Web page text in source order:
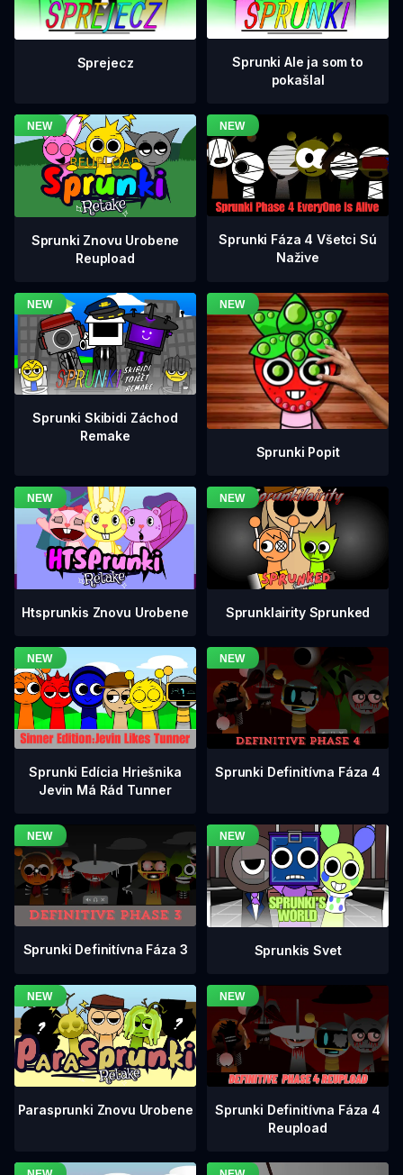
Sprejecz
Sprunki Ale ja som to
pokašlal
Sprunki Znovu Urobene
Reupload
Sprunki Fáza 4 Všetci Sú
Nažive
Sprunki Skibidi Záchod
Remake
Sprunki Popit
Htsprunkis Znovu Urobene Sprunklairity Sprunked
Sprunki Edícia Hriešnika
Jevin Má Rád Tunner
Sprunki Definitívna Fáza 4
Sprunki Definitívna Fáza 3 Sprunkis Svet
Parasprunki Znovu Urobene
Sprunki Definitívna Fáza 4
Reupload